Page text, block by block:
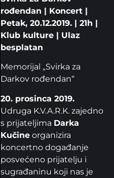
rođendan | Koncert |
Petak, 20.12.2019. | 21h |
Klub kulture | Ulaz
besplatan
Memorijal „Svirka za
Darkov rođendan“
20. prosinca 2019.
Udruga K.V.A.R.K. zajedno
s prijateljima Darka
Kučine organizira
koncertno događanje
posvećeno prijatelju i
sugrađaninu koji nas je